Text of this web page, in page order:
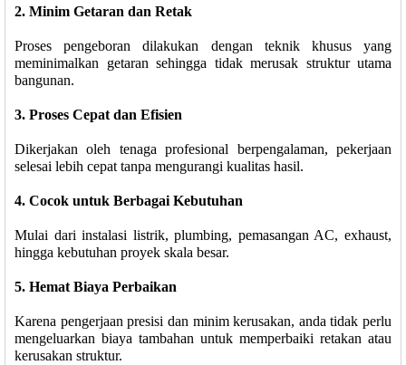
2. Minim Getaran dan Retak
Proses pengeboran dilakukan dengan teknik khusus yang
meminimalkan getaran sehingga tidak merusak struktur utama
bangunan.
3. Proses Cepat dan Efisien
Dikerjakan oleh tenaga profesional berpengalaman, pekerjaan
selesai lebih cepat tanpa mengurangi kualitas hasil.
4. Cocok untuk Berbagai Kebutuhan
Mulai dari instalasi listrik, plumbing, pemasangan AC, exhaust,
hingga kebutuhan proyek skala besar.
5. Hemat Biaya Perbaikan
Karena pengerjaan presisi dan minim kerusakan, anda tidak perlu
mengeluarkan biaya tambahan untuk memperbaiki retakan atau
kerusakan struktur.